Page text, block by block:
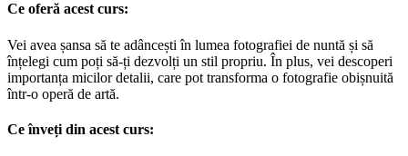
Ce oferă acest curs:
Vei avea șansa să te adâncești în lumea fotografiei de nuntă și să
înțelegi cum poți să-ți dezvolți un stil propriu. În plus, vei descoperi
importanța micilor detalii, care pot transforma o fotografie obișnuită
într-o operă de artă.
Ce înveți din acest curs: